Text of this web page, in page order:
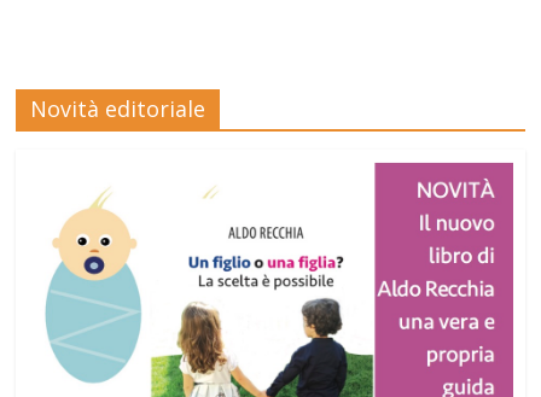
Novità editoriale